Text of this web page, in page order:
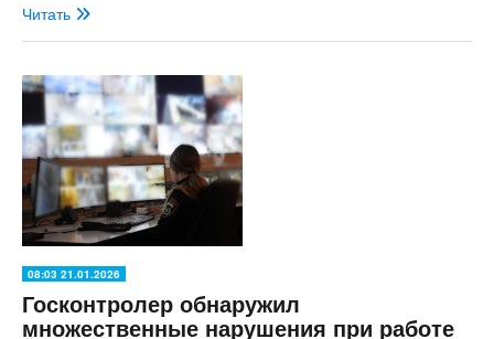
Читать
08:03 21.01.2026
Госконтролер обнаружил
множественные нарушения при работе